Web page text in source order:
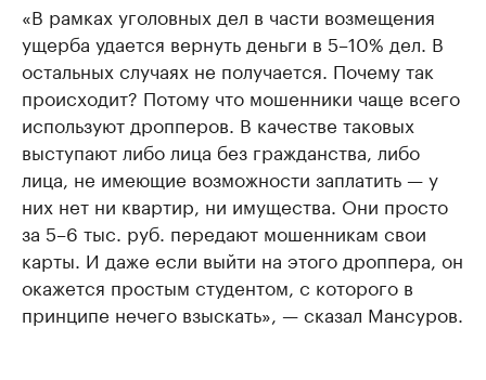
«В рамках уголовных дел в части возмещения
ущерба удается вернуть деньги в 5–10% дел. В
остальных случаях не получается. Почему так
происходит? Потому что мошенники чаще всего
используют дропперов. В качестве таковых
выступают либо лица без гражданства, либо
лица, не имеющие возможности заплатить — у
них нет ни квартир, ни имущества. Они просто
за 5–6 тыс. руб. передают мошенникам свои
карты. И даже если выйти на этого дроппера, он
окажется простым студентом, с которого в
принципе нечего взыскать», — сказал Мансуров.